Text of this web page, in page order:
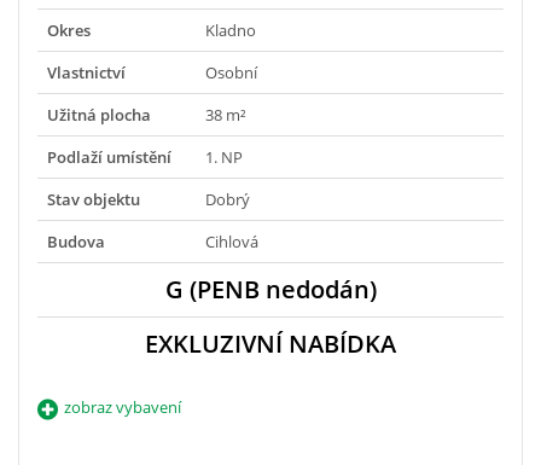
Okres
Kladno
Vlastnictví
Osobní
Užitná plocha
38 m²
Podlaží umístění
1. NP
Stav objektu
Dobrý
Budova
Cihlová
G (PENB nedodán)
EXKLUZIVNÍ NABÍDKA
zobraz vybavení